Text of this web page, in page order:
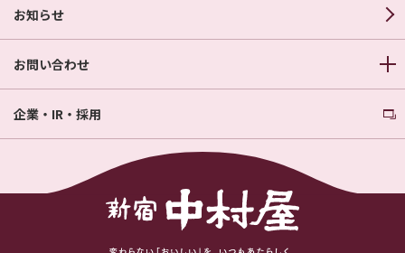
お知らせ
お問い合わせ
企業・IR・採用